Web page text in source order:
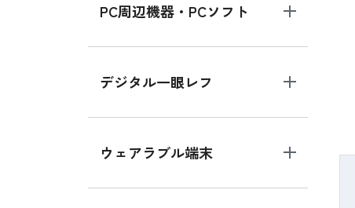
PC周辺機器・PCソフト
デジタル一眼レフ
ウェアラブル端末